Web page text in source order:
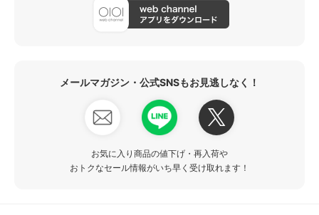
メールマガジン・公式SNSもお見逃しなく！
お気に入り商品の値下げ・再入荷や
おトクなセール情報がいち早く受け取れます！